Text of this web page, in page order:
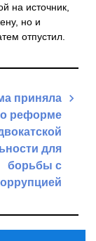
на источник,
но и
отпустил.
приняла
о реформе
для
борьбы с